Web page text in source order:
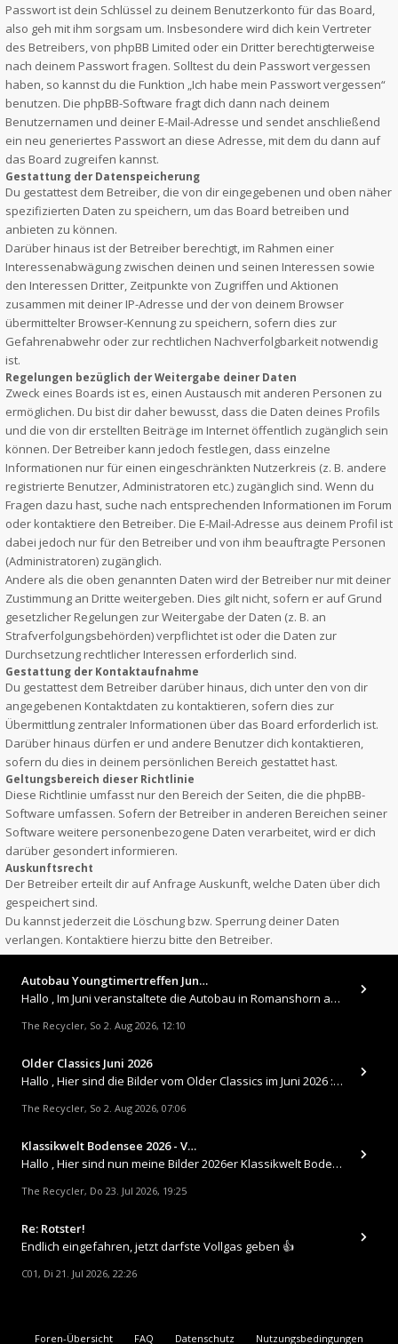
Passwort ist dein Schlüssel zu deinem Benutzerkonto für das Board,
also geh mit ihm sorgsam um. Insbesondere wird dich kein Vertreter
des Betreibers, von phpBB Limited oder ein Dritter berechtigterweise
nach deinem Passwort fragen. Solltest du dein Passwort vergessen
haben, so kannst du die Funktion „Ich habe mein Passwort vergessen“
benutzen. Die phpBB-Software fragt dich dann nach deinem
Benutzernamen und deiner E-Mail-Adresse und sendet anschließend
ein neu generiertes Passwort an diese Adresse, mit dem du dann auf
das Board zugreifen kannst.
Gestattung der Datenspeicherung
Du gestattest dem Betreiber, die von dir eingegebenen und oben näher
spezifizierten Daten zu speichern, um das Board betreiben und
anbieten zu können.
Darüber hinaus ist der Betreiber berechtigt, im Rahmen einer
Interessenabwägung zwischen deinen und seinen Interessen sowie
den Interessen Dritter, Zeitpunkte von Zugriffen und Aktionen
zusammen mit deiner IP-Adresse und der von deinem Browser
übermittelter Browser-Kennung zu speichern, sofern dies zur
Gefahrenabwehr oder zur rechtlichen Nachverfolgbarkeit notwendig
ist.
Regelungen bezüglich der Weitergabe deiner Daten
Zweck eines Boards ist es, einen Austausch mit anderen Personen zu
ermöglichen. Du bist dir daher bewusst, dass die Daten deines Profils
und die von dir erstellten Beiträge im Internet öffentlich zugänglich sein
können. Der Betreiber kann jedoch festlegen, dass einzelne
Informationen nur für einen eingeschränkten Nutzerkreis (z. B. andere
registrierte Benutzer, Administratoren etc.) zugänglich sind. Wenn du
Fragen dazu hast, suche nach entsprechenden Informationen im Forum
oder kontaktiere den Betreiber. Die E-Mail-Adresse aus deinem Profil ist
dabei jedoch nur für den Betreiber und von ihm beauftragte Personen
(Administratoren) zugänglich.
Andere als die oben genannten Daten wird der Betreiber nur mit deiner
Zustimmung an Dritte weitergeben. Dies gilt nicht, sofern er auf Grund
gesetzlicher Regelungen zur Weitergabe der Daten (z. B. an
Strafverfolgungsbehörden) verpflichtet ist oder die Daten zur
Durchsetzung rechtlicher Interessen erforderlich sind.
Gestattung der Kontaktaufnahme
Du gestattest dem Betreiber darüber hinaus, dich unter den von dir
angegebenen Kontaktdaten zu kontaktieren, sofern dies zur
Übermittlung zentraler Informationen über das Board erforderlich ist.
Darüber hinaus dürfen er und andere Benutzer dich kontaktieren,
sofern du dies in deinem persönlichen Bereich gestattet hast.
Geltungsbereich dieser Richtlinie
Diese Richtlinie umfasst nur den Bereich der Seiten, die die phpBB-
Software umfassen. Sofern der Betreiber in anderen Bereichen seiner
Software weitere personenbezogene Daten verarbeitet, wird er dich
darüber gesondert informieren.
Auskunftsrecht
Der Betreiber erteilt dir auf Anfrage Auskunft, welche Daten über dich
gespeichert sind.
Du kannst jederzeit die Löschung bzw. Sperrung deiner Daten
verlangen. Kontaktiere hierzu bitte den Betreiber.
Autobau Youngtimertreffen Jun…
Hallo , Im Juni veranstaltete die Autobau in Romanshorn auf ihrem Gelände ein kleines Youngtimertreffen : https://up.
The Recycler, So 2. Aug 2026, 12:10
Older Classics Juni 2026
​Hallo , Hier sind die Bilder vom Older Classics im Juni 2026 : https://up.picr.de/51155940wd.jpg https://up.pic
The Recycler, So 2. Aug 2026, 07:06
Klassikwelt Bodensee 2026 - V…
Hallo , Hier sind nun meine Bilder 2026er Klassikwelt Bodensee 😀 https://up.picr.de/51125547rb.jpg https://up.pi
The Recycler, Do 23. Jul 2026, 19:25
Re: Rotster!
Endlich eingefahren, jetzt darfste Vollgas geben 👍
C01, Di 21. Jul 2026, 22:26
Foren-Übersicht FAQ Datenschutz Nutzungsbedingungen